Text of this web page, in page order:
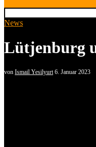
News
Lütjenburg
von Ismail Yesilyurt 6. Januar 2023